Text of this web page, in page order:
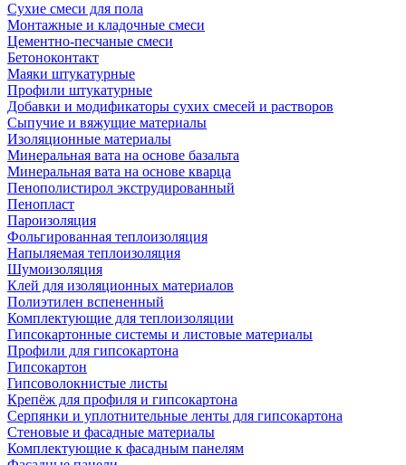
Сухие смеси для пола
Монтажные и кладочные смеси
Цементно-песчаные смеси
Бетоноконтакт
Маяки штукатурные
Профили штукатурные
Добавки и модификаторы сухих смесей и растворов
Сыпучие и вяжущие материалы
Изоляционные материалы
Минеральная вата на основе базальта
Минеральная вата на основе кварца
Пенополистирол экструдированный
Пенопласт
Пароизоляция
Фольгированная теплоизоляция
Напыляемая теплоизоляция
Шумоизоляция
Клей для изоляционных материалов
Полиэтилен вспененный
Комплектующие для теплоизоляции
Гипсокартонные системы и листовые материалы
Профили для гипсокартона
Гипсокартон
Гипсоволокнистые листы
Крепёж для профиля и гипсокартона
Серпянки и уплотнительные ленты для гипсокартона
Стеновые и фасадные материалы
Комплектующие к фасадным панелям